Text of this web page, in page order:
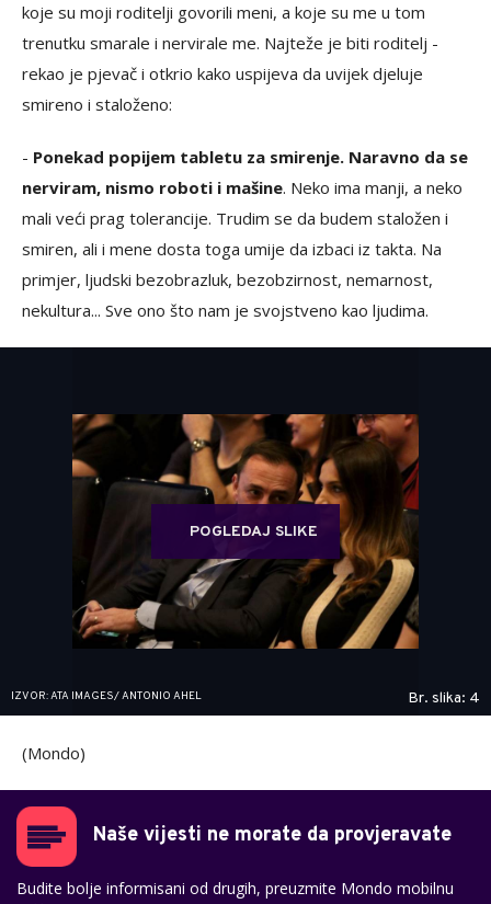
koje su moji roditelji govorili meni, a koje su me u tom
trenutku smarale i nervirale me. Najteže je biti roditelj -
rekao je pjevač i otkrio kako uspijeva da uvijek djeluje
smireno i staloženo:
- Ponekad popijem tabletu za smirenje. Naravno da se
nerviram, nismo roboti i mašine. Neko ima manji, a neko
mali veći prag tolerancije. Trudim se da budem staložen i
smiren, ali i mene dosta toga umije da izbaci iz takta. Na
primjer, ljudski bezobrazluk, bezobzirnost, nemarnost,
nekultura... Sve ono što nam je svojstveno kao ljudima.
POGLEDAJ SLIKE
IZVOR: ATA IMAGES/ ANTONIO AHEL Br. slika: 4
(Mondo)
Naše vijesti ne morate da provjeravate
Budite bolje informisani od drugih, preuzmite Mondo mobilnu